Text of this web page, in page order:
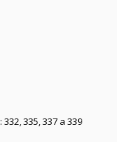
335, 337 a 339